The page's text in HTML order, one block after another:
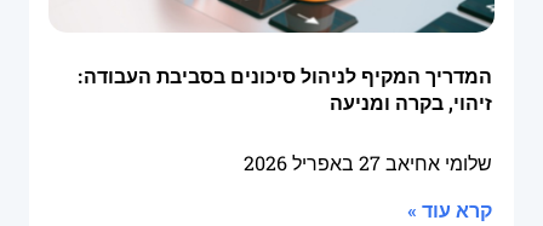
המדריך המקיף לניהול סיכונים בסביבת העבודה:
זיהוי, בקרה ומניעה
שלומי אחיאב27 באפריל 2026
קרא עוד »